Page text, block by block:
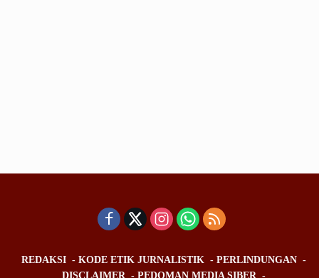
REDAKSI KODE ETIK JURNALISTIK
PERLINDUNGAN
DISCLAIMER
PEDOMAN MEDIA SIBER